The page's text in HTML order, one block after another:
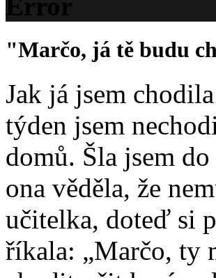
"Marčo, já tě budu
Jak já jsem
týden jsem
domů. Šla jsem
ona věděla, že
učitelka, doteď si
říkala: „Marčo, ty